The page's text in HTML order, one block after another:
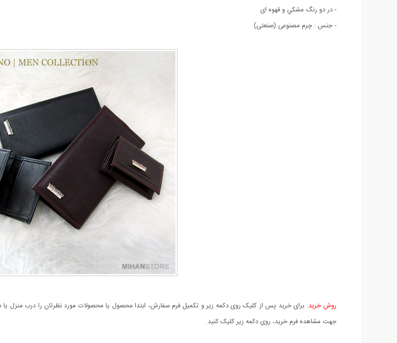
- در دو رنگ مشکي و قهوه ای
- جنس : چرم مصنوعی (صنعتی)
روش خرید: برای خرید پس از کلیک روی دکمه زیر و تکمیل فرم سفارش، ابتدا محصول یا محصولات مورد نظرتان را درب منزل یا
جهت مشاهده فرم خرید، روی دکمه زیر کلیک کنید.